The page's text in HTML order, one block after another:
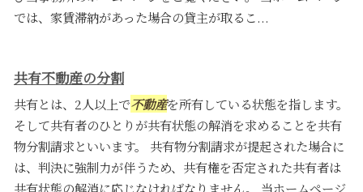
では、家賃滞納があった場合の貸主が取るこ...
共有不動産の分割
共有とは、2人以上で不動産を所有している状態を指します。
そして共有者のひとりが共有状態の解消を求めることを共有
物分割請求といいます。 共有物分割請求が提起された場合に
は、判決に強制力が伴うため、共有権を否定された共有者は
共有状態の解消に応じなければなりません。 当ホームページ